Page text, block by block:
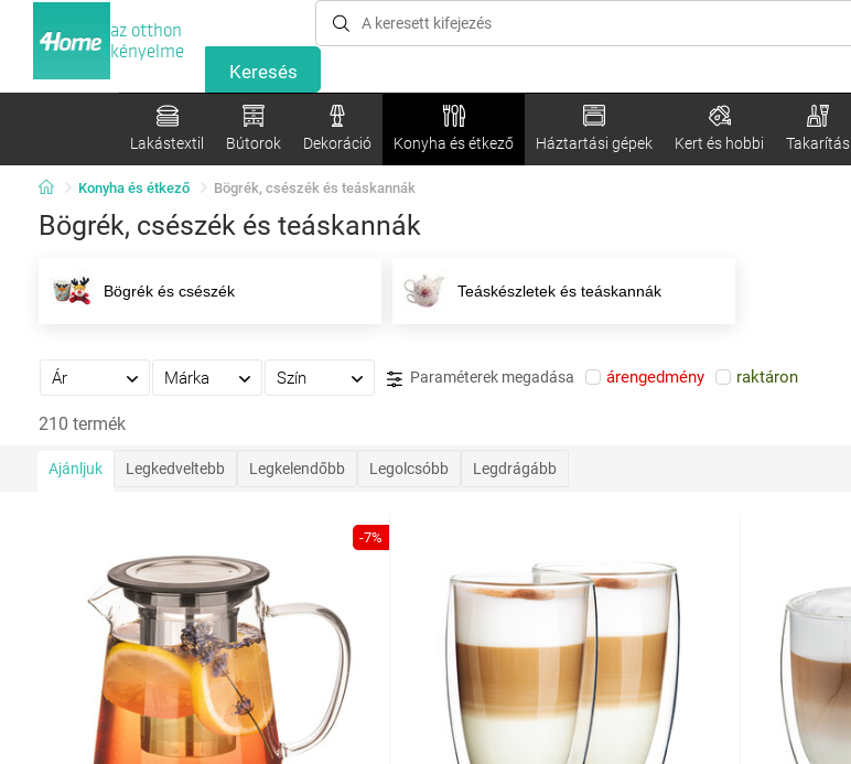
az otthon
kényelme
Lakástextil Bútorok Dekoráció Konyha és étkező Háztartási gépek Kert és hobbi Takarítás
Konyha és étkező Bögrék, csészék és teáskannák
Bögrék, csészék és teáskannák
Bögrék és csészék Teáskészletek és teáskannák
Ár Márka Szín Paraméterek megadása árengedmény raktáron
210 termék
Ajánljuk Legkedveltebb Legkelendőbb Legolcsóbb Legdrágább
-7%